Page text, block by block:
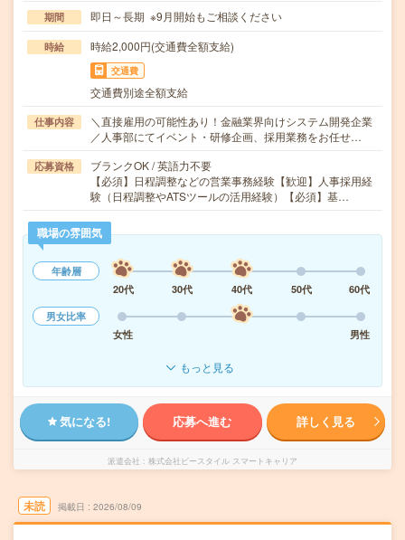
期間 即日～長期 ※9月開始もご相談ください
時給 時給2,000円(交通費全額支給)
交通費
交通費別途全額支給
仕事内容
＼直接雇用の可能性あり！金融業界向けシステム開発企業
／人事部にてイベント・研修企画、採用業務をお任せ…
応募資格
ブランクOK / 英語力不要
【必須】日程調整などの営業事務経験【歓迎】人事採用経
験（日程調整やATSツールの活用経験）【必須】基…
職場の雰囲気
年齢層
20代
30代 40代 50代
60代
男女比率
女性
男性
もっと見る
気になる! 応募へ進む 詳しく見る
派遣会社 株式会社ビースタイル スマートキャリア
未読 掲載日 2026/08/09